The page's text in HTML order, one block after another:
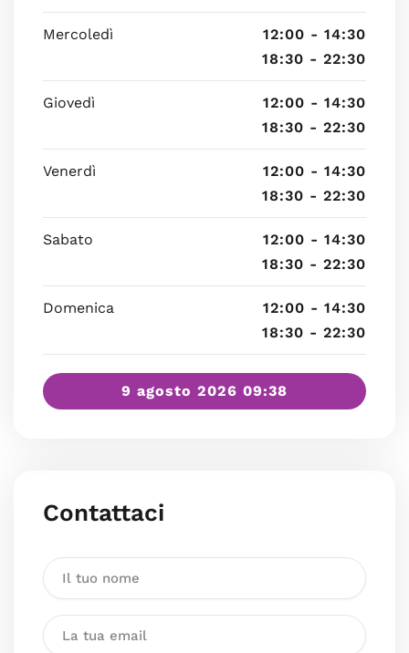
Mercoledì
12:00 - 14:30
18:30 - 22:30
Giovedì
12:00 - 14:30
18:30 - 22:30
Venerdì
12:00 - 14:30
18:30 - 22:30
Sabato
12:00 - 14:30
18:30 - 22:30
Domenica
12:00 - 14:30
18:30 - 22:30
9 agosto 2026 09:38
Contattaci